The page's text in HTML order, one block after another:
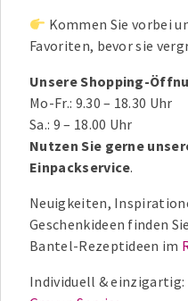
Kommen Sie vorbei
Favoriten, bevor sie
Unsere Shopping-
Mo-Fr.: 9.30 – 18.30 Uhr
Sa.: 9 – 18.00 Uhr
Nutzen Sie gerne
Einpackservice.
Neuigkeiten,
Geschenkideen finden
Bantel-Rezeptideen im
Individuell & einzigartig: